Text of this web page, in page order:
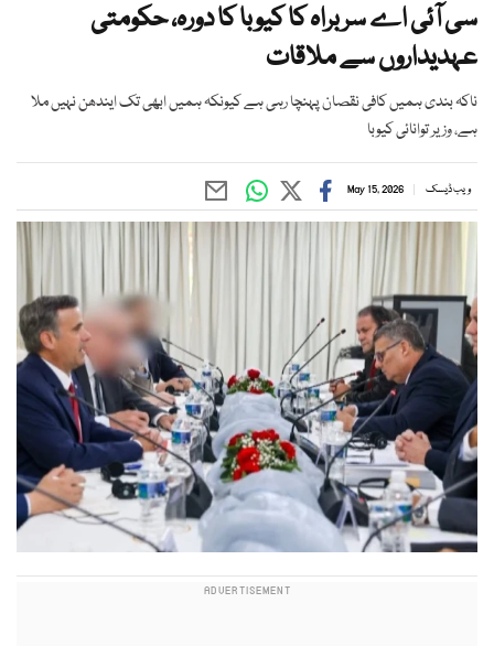
سی آئی اے سربراہ کا کیوبا کا دورہ، حکومتی
عہدیداروں سے ملاقات
ناکہ بندی ہمیں کافی نقصان پہنچا رہی ہے کیونکہ ہمیں ابھی تک ایندھن نہیں ملا
ہے، وزیر توانائی کیوبا
ویب ڈیسک May 15, 2026